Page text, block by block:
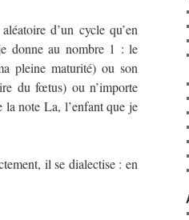
d’un cycle qu’en
donne au nombre 1 : le
pleine maturité) ou son
du fœtus) ou n’importe
la note La, l’enfant que je
il se dialectise : en